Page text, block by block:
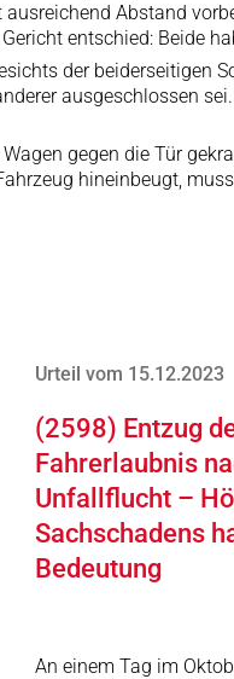
Abstand
entschied: Beide
der beiderseitigen
ausgeschlossen
gegen die Tür
hineinbeugt,
Urteil vom 15.12.2023
(2598) Entzug
Fahrerlaubnis
Unfallflucht –
Sachschadens
Bedeutung
An einem Tag im